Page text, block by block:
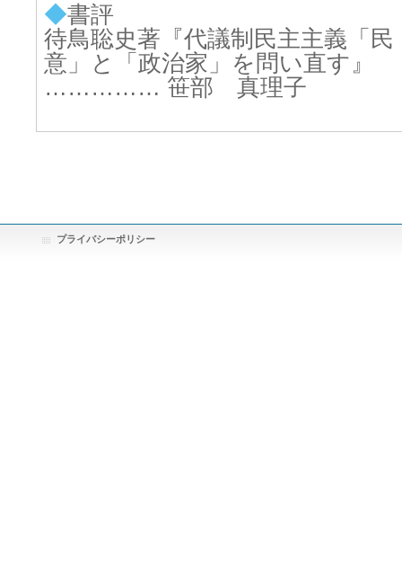
◆書評
待鳥聡史著『代議制民主主義「民
意」と「政治家」を問い直す』
…………… 笹部 真理子
プライバシーポリシー